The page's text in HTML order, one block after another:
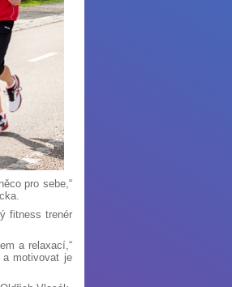
pro sebe,“
fitness trenér
a relaxací,“
motivovat je